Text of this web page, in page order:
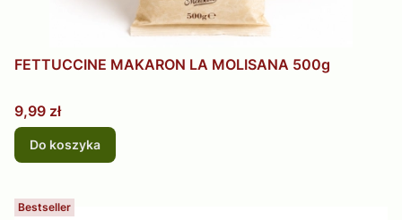
FETTUCCINE MAKARON LA MOLISANA 500g
Cena
9,99 zł
Do koszyka
Bestseller